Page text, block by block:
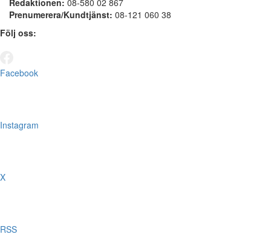
Redaktionen: 08-580 02 867
Prenumerera/Kundtjänst: 08-121 060 38
Följ oss:
Facebook
Instagram
X
RSS